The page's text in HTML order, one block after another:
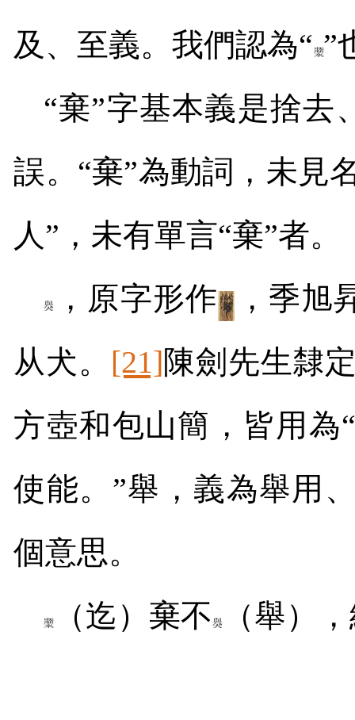
及、至義。我們認為“ ”
“棄”字基本義是捨去
誤。“棄”為動詞，未見
人”，未有單言“棄”者。
，原字形作
，季旭
从犬。 [21]陳劍先生隸
方壺和包山簡，皆用為
使能。”舉，義為舉用
個意思。
（迄）棄不
（舉）